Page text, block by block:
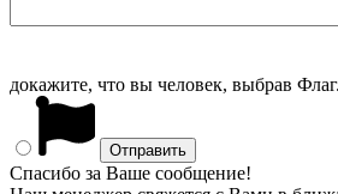
докажите, что вы человек, выбрав Флаг.
Спасибо за Ваше сообщение!